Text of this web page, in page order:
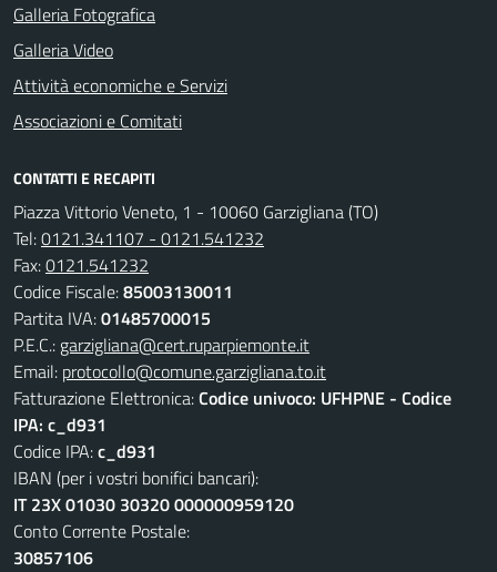
Galleria Fotografica
Galleria Video
Attività economiche e Servizi
Associazioni e Comitati
CONTATTI E RECAPITI
Piazza Vittorio Veneto, 1 - 10060 Garzigliana (TO)
Tel:0121.341107 - 0121.541232
Fax:0121.541232
Codice Fiscale:85003130011
Partita IVA:01485700015
P.E.C.: garzigliana@cert.ruparpiemonte.it
Email: protocollo@comune.garzigliana.to.it
Fatturazione Elettronica:Codice univoco: UFHPNE - Codice
IPA: c_d931
Codice IPA:c_d931
IBAN (per i vostri bonifici bancari):
IT 23X 01030 30320 000000959120
Conto Corrente Postale:
30857106